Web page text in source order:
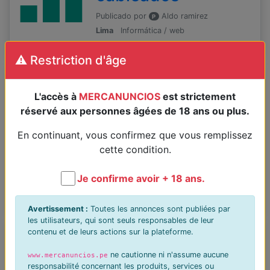
Publicado por P
Aldo ramirez
Lima
Informática / web
Servicio tecnico a
pc laptops redes
wifi repetidor
routers
Publicado por
Aldo ramirez
Chicas para
Trabajar en Eventos
⚠️ Restriction d'âge
L'accès à MERCANUNCIOS est strictement
réservé aux personnes âgées de 18 ans ou plus.
En continuant, vous confirmez que vous remplissez
cette condition.
Je confirme avoir + 18 ans.
Avertissement : Toutes les annonces sont publiées par
les utilisateurs, qui sont seuls responsables de leur
contenu et de leurs actions sur la plateforme.
www.mercanuncios.pe ne cautionne ni n'assume aucune
responsabilité concernant les produits, services ou